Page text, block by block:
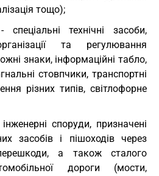
тощо);
спеціальні технічні засоби,
та регулювання
знаки, інформаційні табло,
стовпчики, транспортні
різних типів, світлофорне
споруди, призначені
засобів і пішоходів через
а також сталого
дороги (мости,